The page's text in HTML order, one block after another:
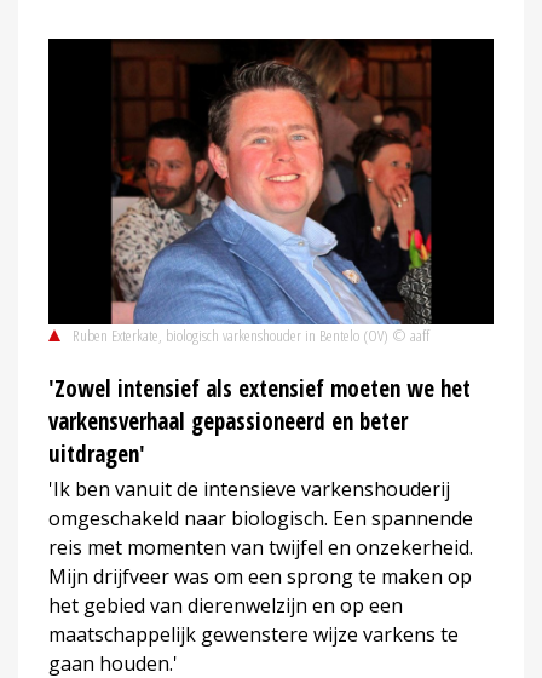
Ruben Exterkate, biologisch varkenshouder in Bentelo (OV) © aaff
'Zowel intensief als extensief moeten we het
varkensverhaal gepassioneerd en beter
uitdragen'
'Ik ben vanuit de intensieve varkenshouderij
omgeschakeld naar biologisch. Een spannende
reis met momenten van twijfel en onzekerheid.
Mijn drijfveer was om een sprong te maken op
het gebied van dierenwelzijn en op een
maatschappelijk gewenstere wijze varkens te
gaan houden.'